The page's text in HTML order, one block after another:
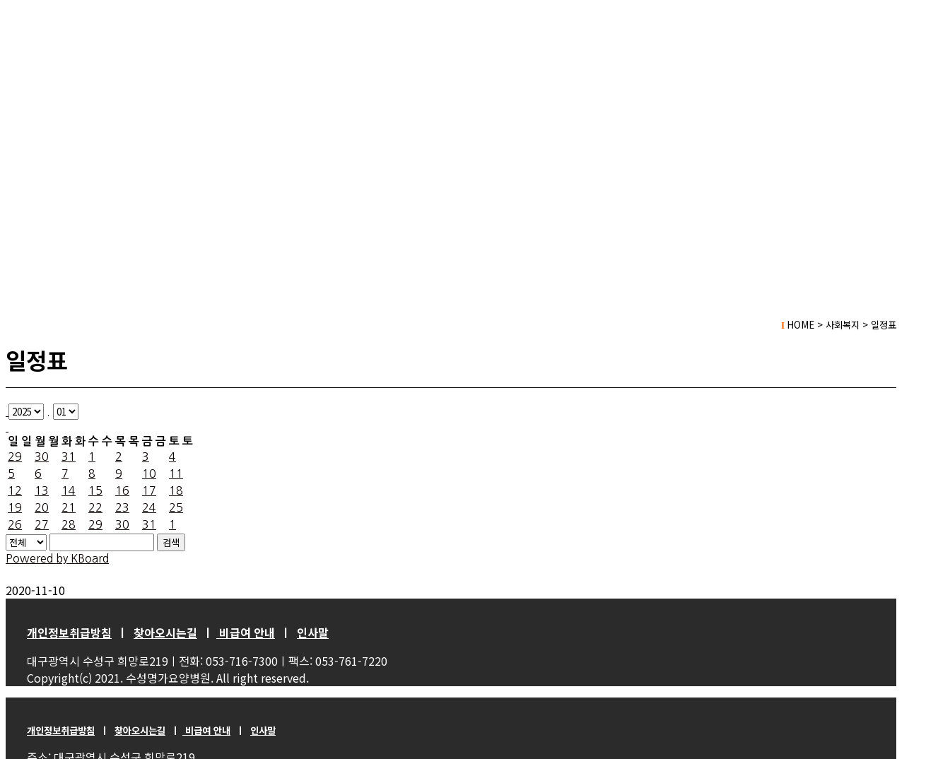
I HOME > 사회복지 > 일정표
일정표
일 일 월 월 화 화 수 수 목 목 금 금 토 토
29 30 31 1 2 3
4
5
6 7 8 9 10
11
12
13 14 15 16 17
18
19
20 21 22 23 24
25
26
27 28 29 30 31 1
검색
Powered by KBoard
2020-11-10
개인정보취급방침 ㅣ 찾아오시는길 ㅣ 비급여 안내 ㅣ 인사말
대구광역시 수성구 희망로219ㅣ전화: 053-716-7300ㅣ팩스: 053-761-7220
Copyright(c) 2021. 수성명가요양병원. All right reserved.
개인정보취급방침 ㅣ 찾아오시는길 ㅣ 비급여 안내 ㅣ 인사말